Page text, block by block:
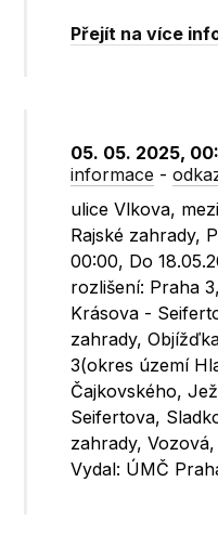
Přejít na více
05. 05. 2025,
informace -
ulice Vlkova,
Rajské zahrady,
00:00, Do
rozlišení: Praha
Krásova -
zahrady,
3(okres území
Čajkovského,
Seifertova,
zahrady,
Vydal: ÚMČ